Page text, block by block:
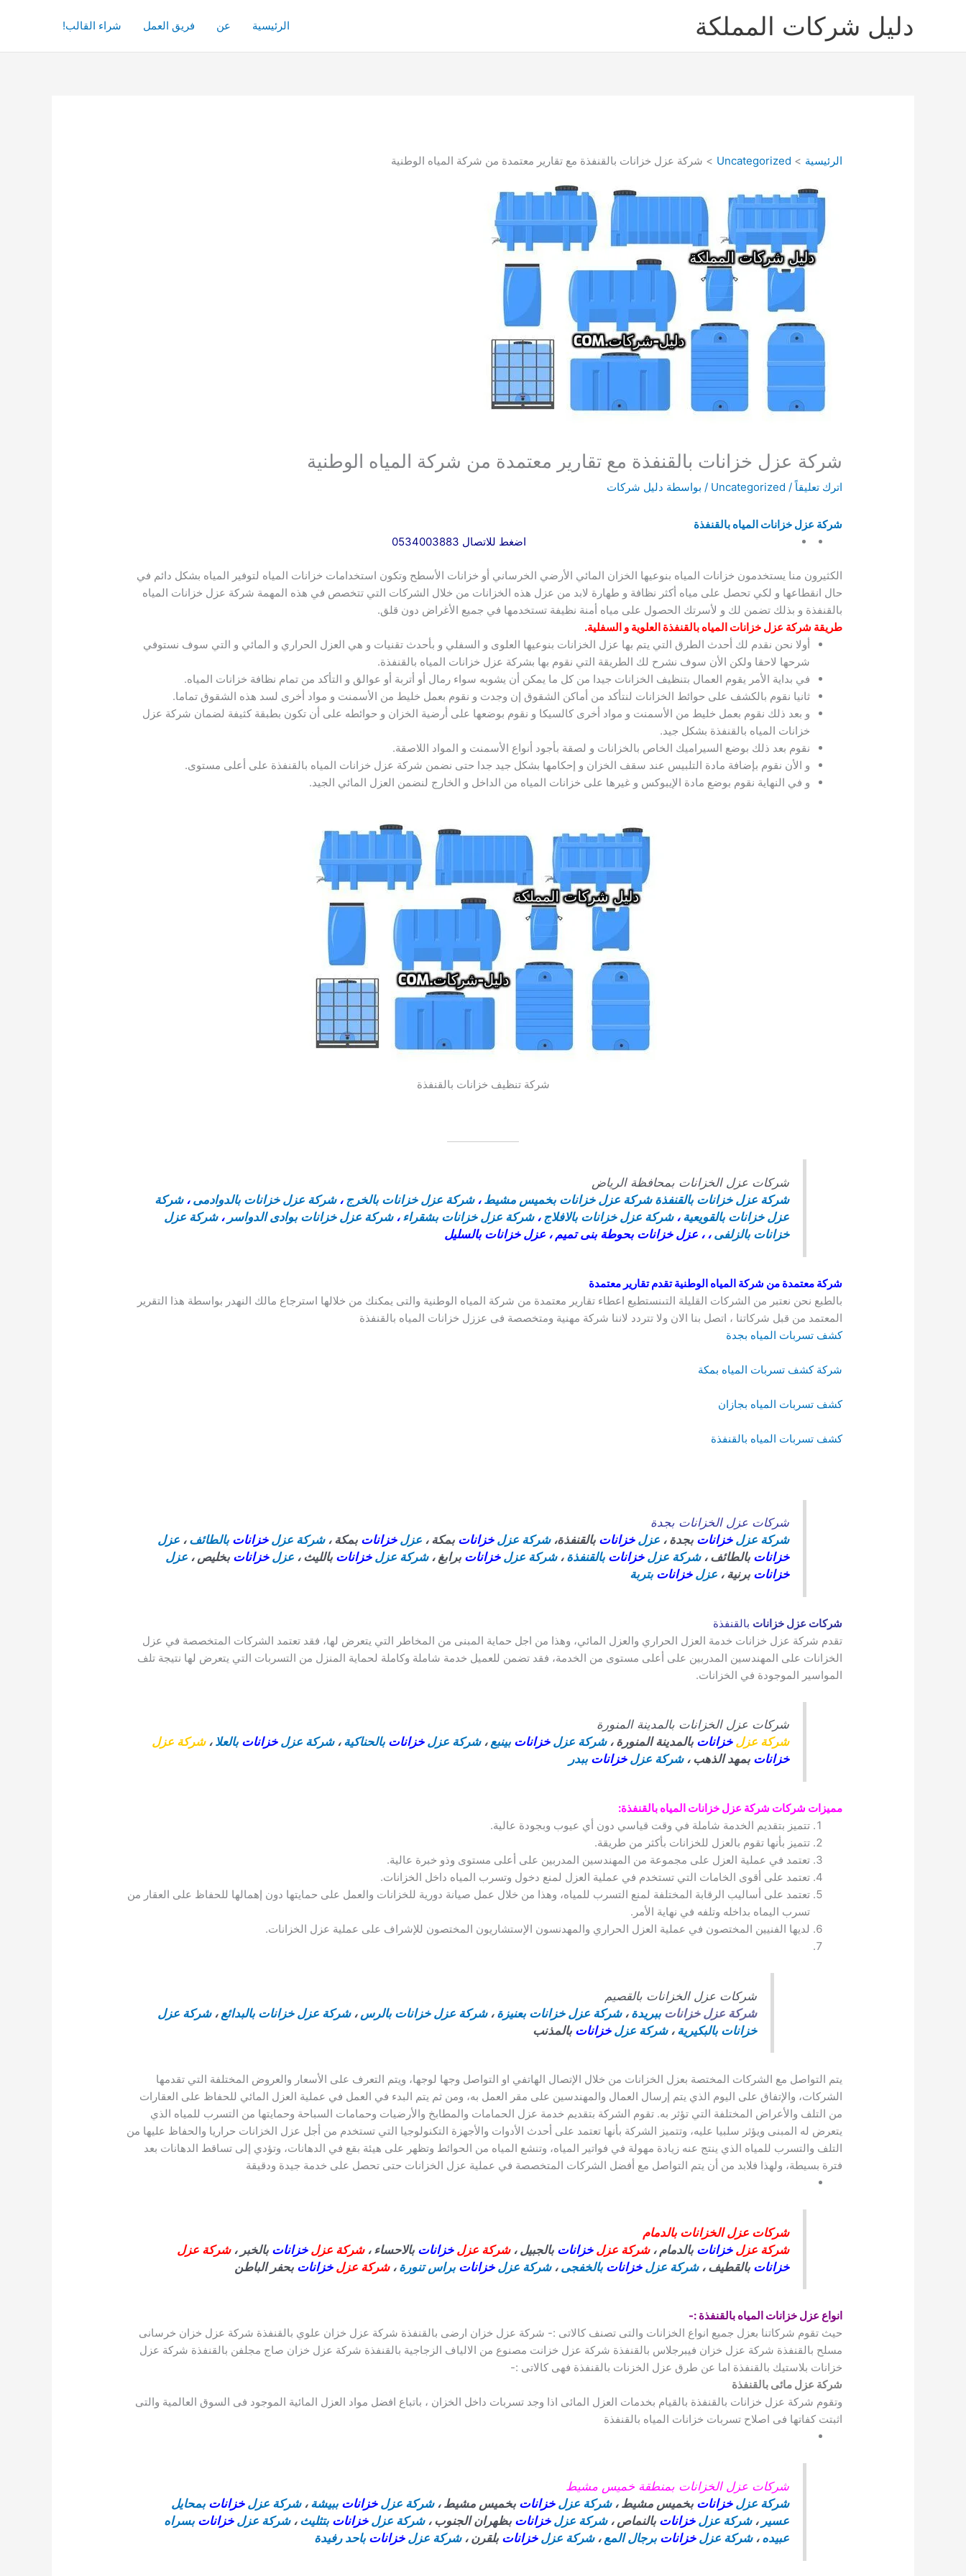
دليل شركات المملكة الرئيسية عن فريق العمل شراء القالب!
الرئيسية Uncategorized شركة عزل خزانات بالقنفذة مع تقارير معتمدة من شركة المياه الوطنية
شركة عزل خزانات بالقنفذة مع تقارير معتمدة من شركة المياه الوطنية
اترك تعليقاً /
Uncategorized / بواسطة دليل شركات
شركة عزل خزانات المياه بالقنفذة
اضغط للاتصال 0534003883
الكثيرون منا يستخدمون خزانات المياه بنوعيها الخزان المائي الأرضي الخرساني أو خزانات الأسطح وتكون استخدامات خزانات المياه لتوفير المياه بشكل دائم في
حال انقطاعها و لكي تحصل على مياه أكثر نظافة و طهارة لابد من عزل هذه الخزانات من خلال الشركات التي تتخصص في هذه المهمة شركة عزل خزانات المياه
بالقنفذة و بذلك تضمن لك و لأسرتك الحصول على مياه أمنة نظيفة تستخدمها في جميع الأغراض دون قلق.
طريقة شركة عزل خزانات المياه بالقنفذة العلوية و السفلية.
أولا نحن نقدم لك أحدث الطرق التي يتم بها عزل الخزانات بنوعيها العلوى و السفلي و بأحدث تقنيات و هي العزل الحراري و المائي و التي سوف نستوفي
شرحها لاحقا ولكن الأن سوف نشرح لك الطريقة التي نقوم بها بشركة عزل خزانات المياه بالقنفذة.
في بداية الأمر يقوم العمال بتنظيف الخزانات جيدا من كل ما يمكن أن يشوبه سواء رمال أو أتربة أو عوالق و التأكد من تمام نظافة خزانات المياه.
ثانيا نقوم بالكشف على حوائط الخزانات لنتأكد من أماكن الشقوق إن وجدت و نقوم بعمل خليط من الأسمنت و مواد أخرى لسد هذه الشقوق تماما.
و بعد ذلك نقوم بعمل خليط من الأسمنت و مواد أخرى كالسيكا و نقوم بوضعها على أرضية الخزان و حوائطه على أن تكون بطبقة كثيفة لضمان شركة عزل
خزانات المياه بالقنفذة بشكل جيد.
نقوم بعد ذلك بوضع السيراميك الخاص بالخزانات و لصقة بأجود أنواع الأسمنت و المواد اللاصقة.
و الأن نقوم بإضافة مادة التلبيس عند سقف الخزان و إحكامها بشكل جيد جدا حتى نضمن شركة عزل خزانات المياه بالقنفذة على أعلى مستوى.
و في النهاية نقوم بوضع مادة الإيبوكس و غيرها على خزانات المياه من الداخل و الخارج لنضمن العزل المائي الجيد.
شركة تنظيف خزانات بالقنفذة
شركات عزل الخزانات بمحافظة الرياض
شركة عزل خزانات بالقنفذة شركة عزل خزانات بخميس مشيط ، شركة عزل خزانات بالخرج ،شركة عزل خزانات بالدوادمى ،شركة
عزل خزانات بالقويعية ، شركة عزل خزانات بالافلاج،شركة عزل خزانات بشقراء ،شركة عزل خزانات بوادى الدواسر ،شركة عزل
خزانات بالزلفى ، ، عزل خزانات بحوطة بنى تميم ، عزل خزانات بالسليل
شركة معتمدة من شركة المياه الوطنية تقدم تقارير معتمدة
بالطبع نحن نعتبر من الشركات القليلة التىنستطيع اعطاء تقارير معتمدة من شركة المياه الوطنية والتى يمكنك من خلالها استرجاع مالك النهدر بواسطة هذا التقرير
المعتمد من قبل شركاتنا ، اتصل بنا الان ولا تتردد لاننا شركة مهنية ومتخصصة فى عززل خزانات المياه بالقنفذة
كشف تسربات المياه بجدة
شركة كشف تسربات المياه بمكة
كشف تسربات المياه بجازان
كشف تسربات المياه بالقنفذة
شركات عزل الخزانات بجدة
شركة عزلخزاناتبجدة ،عزلخزاناتبالقنفذة،شركة عزلخزاناتبمكة ،عزلخزاناتبمكة ، شركة عزلخزاناتبالطائف ،عزل
خزاناتبالطائف ،شركة عزلخزاناتبالقنفذة،شركة عزلخزاناتبرابغ ، شركة عزلخزاناتبالليث ،عزلخزاناتبخليص ، عزل
خزاناتبرنية ، عزلخزاناتبتربة
شركات عزل خزانات بالقنفذة
تقدم شركة عزل خزانات خدمة العزل الحراري والعزل المائي، وهذا من اجل حماية المبنى من المخاطر التي يتعرض لها، فقد تعتمد الشركات المتخصصة في عزل
الخزانات على المهندسين المدربين على أعلى مستوى من الخدمة، فقد تضمن للعميل خدمة شاملة وكاملة لحماية المنزل من التسربات التي يتعرض لها نتيجة تلف
المواسير الموجودة في الخزانات.
شركات عزل الخزانات بالمدينة المنورة
شركة عزلخزاناتبالمدينة المنورة ، شركة عزلخزاناتبينبع ، شركة عزلخزاناتبالحناكية ، شركة عزلخزاناتبالعلا ،شركة عزل
خزاناتبمهد الذهب ، شركة عزلخزاناتببدر
مميزات شركات شركة عزل خزانات المياه بالقنفذة:
تتميز بتقديم الخدمة شاملة في وقت قياسي دون أي عيوب وبجودة عالية.
تتميز بأنها تقوم بالعزل للخزانات بأكثر من طريقة.
تعتمد في عملية العزل على مجموعة من المهندسين المدربين على أعلى مستوى وذو خبرة عالية.
تعتمد على أقوى الخامات التي تستخدم في عملية العزل لمنع دخول وتسرب المياه داخل الخزانات.
تعتمد على أساليب الرقابة المختلفة لمنع التسرب للمياه، وهذا من خلال عمل صيانة دورية للخزانات والعمل على حمايتها دون إهمالها للحفاظ على العقار من
تسرب اليماه بداخله وتلفه في نهاية الأمر.
لديها الفنيين المختصون في عملية العزل الحراري والمهدنسون الإستشاريون المختصون للإشراف على عملية عزل الخزانات.
شركات عزل الخزانات بالقصيم
شركة عزل خزاناتببريدة ،شركة عزل خزانات بعنيزة ،شركة عزل خزانات بالرس ،شركة عزل خزانات بالبدائع ،شركة عزل
خزانات بالبكيرية ،شركة عزلخزاناتبالمذنب
يتم التواصل مع الشركات المختصة بعزل الخزانات من خلال الإتصال الهاتفي او التواصل وجها لوجها، ويتم التعرف على الأسعار والعروض المختلفة التي تقدمها
الشركات، والإتفاق على اليوم الذي يتم إرسال العمال والمهندسين على مقر العمل به، ومن ثم يتم البدء في العمل في عملية العزل المائي للحفاظ على العقارات
من التلف والأعراض المختلفة التي تؤثر به. تقوم الشركة بتقديم خدمة عزل الحمامات والمطابخ والأرضيات وحمامات السباحة وحمايتها من التسرب للمياه الذي
يتعرض له المبنى ويؤثر سلبيا عليه، وتتميز الشركة بأنها تعتمد على أحدث الأدوات والأجهزة التكنولوجيا التي تستخدم من أجل عزل الخزانات حراريا والحفاظ عليها من
التلف والتسرب للمياه الذي ينتج عنه زيادة مهولة في فواتير المياه، وتنشع المياه من الحوائط وتظهر على هيئة بقع في الدهانات، وتؤدي إلى تساقط الدهانات بعد
فترة بسيطة، ولهذا فلابد من أن يتم التواصل مع أفضل الشركات المتخصصة في عملية عزل الخزانات حتى تحصل على خدمة جيدة ودقيقة
شركات عزل الخزانات بالدمام
شركة عزلخزاناتبالدمام ،شركة عزلخزاناتبالجبيل ،شركة عزلخزاناتبالاحساء ،شركة عزلخزاناتبالخبر ،شركة عزل
خزاناتبالقطيف ، شركة عزلخزاناتبالخفجى،شركة عزلخزاناتبراس تنورة ،شركة عزلخزاناتبحفر الباطن
انواع عزل خزانات المياه بالقنفذة :-
حيث تقوم شركاتنا بعزل جميع انواع الخزانات والتى تصنف كالاتى :- شركة عزل خزان ارضى بالقنفذة شركة عزل خزان علوي بالقنفذة شركة عزل خزان خرسانى
مسلح بالقنفذة شركة عزل خزان فيبرجلاس بالقنفذة شركة عزل خزانت مصنوع من الالياف الزجاجية بالقنفذة شركة عزل خزان صاج مجلفن بالقنفذة شركة عزل
خزانات بلاستيك بالقنفذة اما عن طرق عزل الخزنات بالقنفذة فهى كالاتى :-
شركة عزل مائى بالقنفذة
وتقوم شركة عزل خزانات بالقنفذة بالقيام بخدمات العزل المائى اذا وجد تسربات داخل الخزان ، باتباع افضل مواد العزل المائية الموجود فى السوق العالمية والتى
اثبتت كفاتها فى اصلاح تسربات خزانات المياه بالقنفذة
شركات عزل الخزانات بمنطقة خميس مشيط
شركة عزلخزاناتبخميس مشيط ،شركة عزلخزاناتبخميس مشيط ، شركة عزلخزاناتببيشة ،شركة عزلخزاناتبمحايل
عسير،شركة عزلخزاناتبالنماص ،شركة عزلخزاناتبظهران الجنوب ،شركة عزلخزاناتبتثليث، شركة عزلخزاناتبسراه
عبيده ، شركة عزلخزاناتبرجال المع ،شركة عزلخزاناتبلقرن ، شركة عزلخزاناتباحد رفيدة